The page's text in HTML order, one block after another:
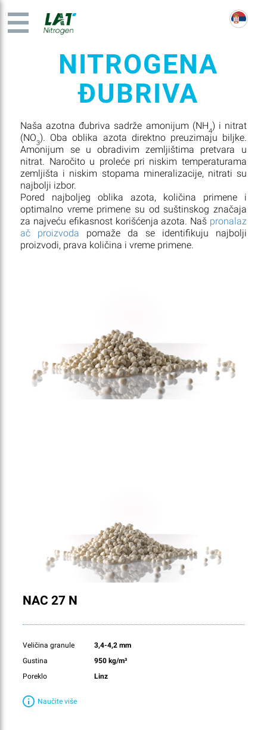
NITROGENA
ĐUBRIVA
Naša azotna đubriva sadrže amonijum (NH4) i nitrat
(NO3). Oba oblika azota direktno preuzimaju biljke.
Amonijum se u obradivim zemljištima pretvara u
nitrat. Naročito u proleće pri niskim temperaturama
zemljišta i niskim stopama mineralizacije, nitrati su
najbolji izbor.
Pored najboljeg oblika azota, količina primene i
optimalno vreme primene su od suštinskog značaja
za najveću efikasnost korišćenja azota. Naš pronalaz
ač proizvoda pomaže da se identifikuju najbolji
proizvodi, prava količina i vreme primene.
NAC 27 N
Veličina granule
3,4-4,2 mm
Gustina
950 kg/m³
Poreklo
Linz
Naučite više